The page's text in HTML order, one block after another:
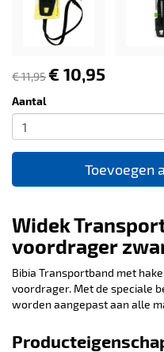
€ 11,95€ 10,95
Aantal
Toevoegen
Widek
voordrager
Bibia Transportband met
voordrager. Met de speciale
worden aangepast aan alle